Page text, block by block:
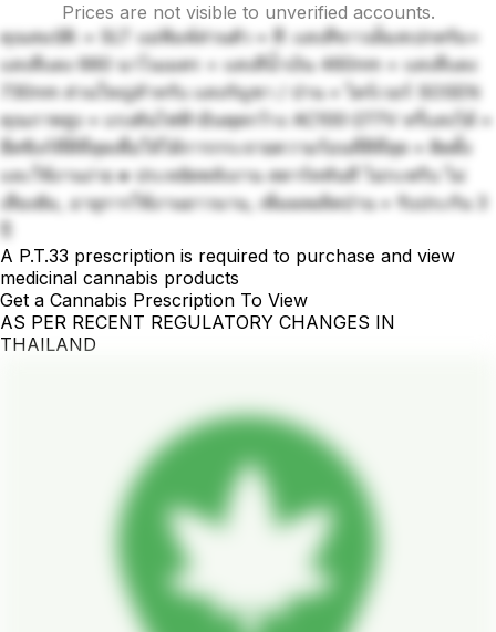
Prices are not visible to unverified accounts.
คุณสมบัติ: • SLT แม่พิมพ์ส่วนตัว • สี: แสงสีขาวเต็มสเปกตรัม+
แสงสีแดง 660 นาโนเมตร + แสงสีน้ำเงิน 460nm + แสงสีแดง
730nm ส่วนใหญ่สำหรับ แสงกัญชา / ป่าน • ไดร์เวอร์ SOSEN
คุณภาพสูง • แรงดันไฟฟ้าอินพุตกว้าง AC100-277V หรี่แสงได้ •
ฮีตซิงก์ที่ดีที่สุดเพื่อให้ได้การกระจายความร้อนที่ดีที่สุด • ติดตั้ง
และใช้งานง่าย ● ประหยัดพลังงาน สตาร์ททันที ไม่กะพริบ ไม่
เสียงฮัม, อายุการใช้งานยาวนาน, เพิ่มผลผลิตป่าน • รับประกัน 3
ปี
A P.T.33 prescription is required to purchase and view
medicinal cannabis products
Get a Cannabis Prescription To View
AS PER RECENT REGULATORY CHANGES IN
THAILAND